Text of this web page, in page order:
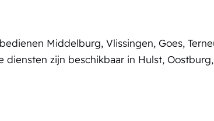
Middelburg, Vlissingen, Goes,
diensten zijn beschikbaar in Hulst,